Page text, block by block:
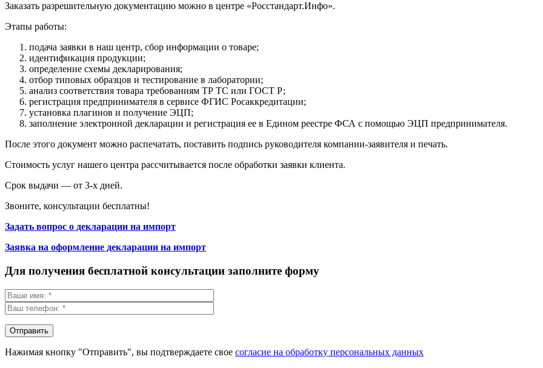
Заказать разрешительную документацию можно в центре «Росстандарт.Инфо».
Этапы работы:
подача заявки в наш центр, сбор информации о товаре;
идентификация продукции;
определение схемы декларирования;
отбор типовых образцов и тестирование в лаборатории;
анализ соответствия товара требованиям ТР ТС или ГОСТ Р;
регистрация предпринимателя в сервисе ФГИС Росаккредитации;
установка плагинов и получение ЭЦП;
заполнение электронной декларации и регистрация ее в Едином реестре ФСА с помощью ЭЦП предпринимателя.
После этого документ можно распечатать, поставить подпись руководителя компании-заявителя и печать.
Стоимость услуг нашего центра рассчитывается после обработки заявки клиента.
Срок выдачи — от 3-х дней.
Звоните, консультации бесплатны!
Задать вопрос о декларации на импорт
Заявка на оформление декларации на импорт
Для получения бесплатной консультации заполните форму
Нажимая кнопку "Отправить", вы подтверждаете свое согласие на обработку персональных данных